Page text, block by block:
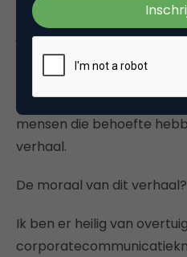
contentmarketing een
je merkboodschap te
vormgeving of een
Journalisten en andere
informatie in jouw
mensen die behoefte
verhaal.
De moraal van dit verhaal?
Ik ben er heilig van